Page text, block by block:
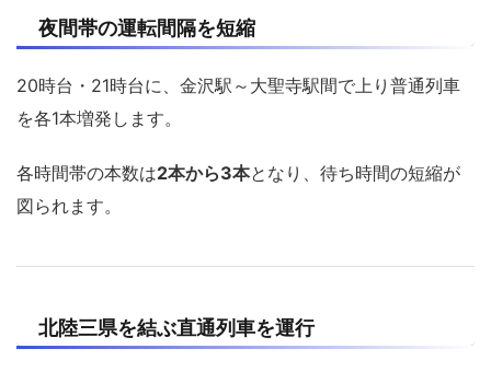
夜間帯の運転間隔を短縮
20時台・21時台に、金沢駅～大聖寺駅間で上り普通列車
を各1本増発します。
各時間帯の本数は2本から3本となり、待ち時間の短縮が
図られます。
北陸三県を結ぶ直通列車を運行